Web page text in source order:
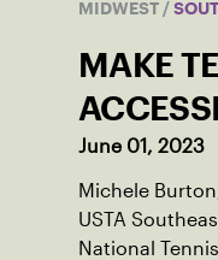
MIDWEST /
MAKE
June 01, 2023
Michele
USTA
National